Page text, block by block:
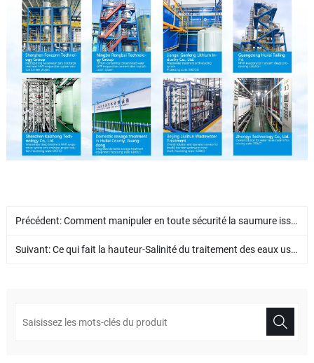
Précédent:Comment manipuler en toute sécurité la saumure issue du dessalement de l'eau de mer ?
Suivant:Ce qui fait la hauteur-Salinité du traitement des eaux usées Difficile ? Comment atteindre un véritable zéro rejet de liquide ?